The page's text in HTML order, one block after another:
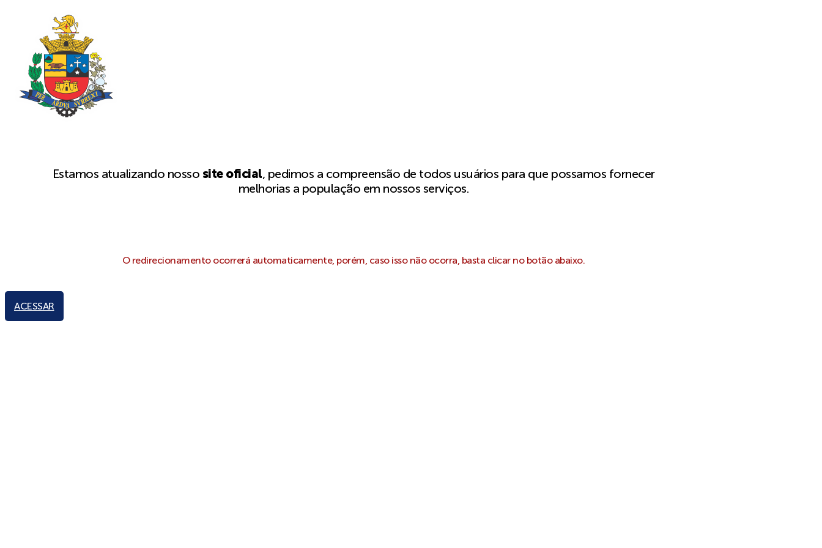
Estamos atualizando nosso site oficial, pedimos a compreensão de todos usuários para que possamos fornecer
melhorias a população em nossos serviços.
O redirecionamento ocorrerá automaticamente, porém, caso isso não ocorra, basta clicar no botão abaixo.
ACESSAR